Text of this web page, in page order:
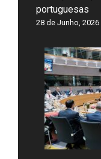
portuguesas
28 de Junho, 2026